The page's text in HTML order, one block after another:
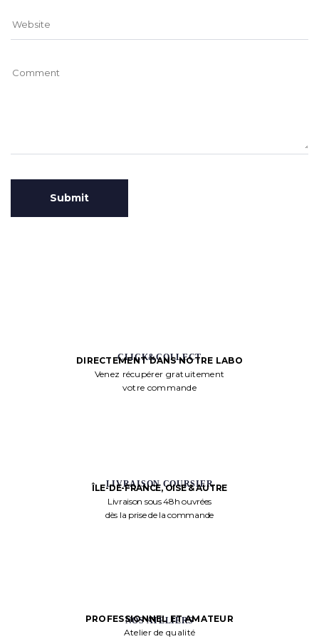
CLICK&COLLECT
DIRECTEMENT DANS NOTRE LABO
Venez récupérer gratuitement
votre commande
LIVRAISON COURSIER
ÎLE-DE-FRANCE, OISE & AUTRE
Livraison sous 48h ouvrées
dès la prise de la commande
NOS ATELIERS
PROFESSIONNEL ET AMATEUR
Atelier de qualité